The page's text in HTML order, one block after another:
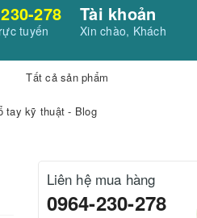
278
tuyến
Tài khoản
Xin chào, Khách
Tất cả sản phẩm
tay kỹ thuật - Blog
Liên hệ mua hàng
0964-230-278